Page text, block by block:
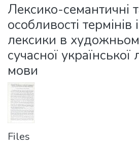
Statistics
Лексико-семантичні
особливості термінів
лексики в
сучасної української
мови
Files